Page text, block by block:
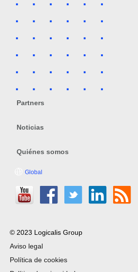
Partners
Noticias
Quiénes somos
Global
© 2023 Logicalis Group
Aviso legal
Política de cookies